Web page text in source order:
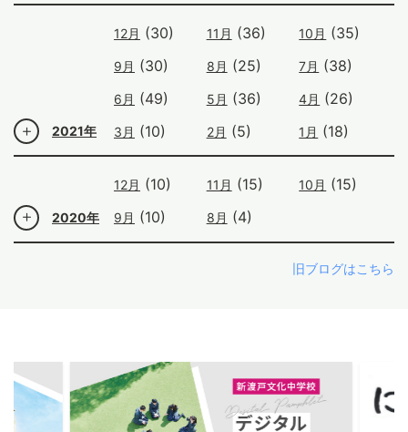
2021年
12月 (30) 11月 (36) 10月 (35)
9月 (30) 8月 (25) 7月 (38)
6月 (49) 5月 (36) 4月 (26)
3月 (10) 2月 (5) 1月 (18)
2020年
12月 (10) 11月 (15) 10月 (15)
9月 (10) 8月 (4)
旧ブログはこちら